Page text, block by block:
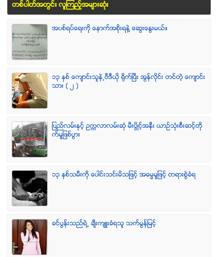
တစ္ပါတ္အတြင္း လူၾကည့္အမ်ားဆံုး
အပစ္ရပ္ေရးကို ေနာက္အစိုးရနဲ႔ ေဆြးေႏြးမယ္။
၁၃ ႏွစ္ ေက်ာင္းသူနဲ႕ဗီဒီယို ရိုက္ျပီး အြန္လိုင္း တင္တဲ့ ေက်ာင္း
သား ( ၂ )
ျပည္လမ္းႏွင့္ ဥကၠလာလမ္းဆုံ မီးပြိဳင့္အနီး ယာဥ္သုံးစီးဆင့္တို
က္မႈျဖစ္ပြား
၁၃ ႏွစ္သမီးကို ေပါင္းသင္းမိသျဖင့္ အဓမၼမႈျဖင့္ တရားစြဲခံရ
ခင္ပြန္းသည္ရဲ႕ ခ်ီးက်ဴးခံရသူ သက္မြန္ျမင့္